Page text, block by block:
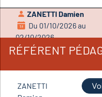
ZANETTI Damien
Du 01/10/2026 au
02/10/2026
RÉFÉRENT
ZANETTI